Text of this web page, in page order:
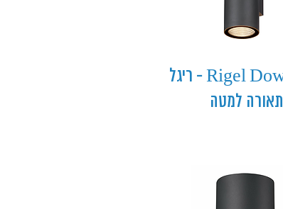
Rigel Down 6W - ריגל
תאורה למטה